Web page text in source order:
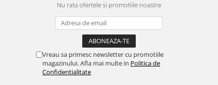
Nu rata ofertele si promotiile noastre
Vreau sa primesc newsletter cu promotiile
magazinului. Afla mai multe in Politica de
Confidentialitate